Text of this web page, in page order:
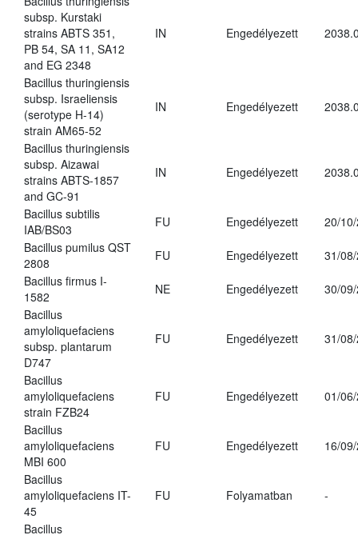
subsp. Kurstaki
strains ABTS 351,
PB 54, SA 11, SA12
and EG 2348
IN Engedélyezett
Bacillus thuringiensis
subsp. Israeliensis
(serotype H-14)
strain AM65-52
IN Engedélyezett
Bacillus thuringiensis
subsp. Aizawai
strains ABTS-1857
and GC-91
IN Engedélyezett
Bacillus subtilis
IAB/BS03
FU Engedélyezett
20/
Bacillus pumilus QST
2808
FU Engedélyezett
31/
Bacillus firmus I-
1582
NE Engedélyezett
30/
Bacillus
amyloliquefaciens
subsp. plantarum
D747
FU Engedélyezett 31/
Bacillus
amyloliquefaciens
strain FZB24
FU Engedélyezett 01/
Bacillus
amyloliquefaciens
MBI 600
FU Engedélyezett 16/
Bacillus
amyloliquefaciens IT-
45
FU Folyamatban -
Bacillus